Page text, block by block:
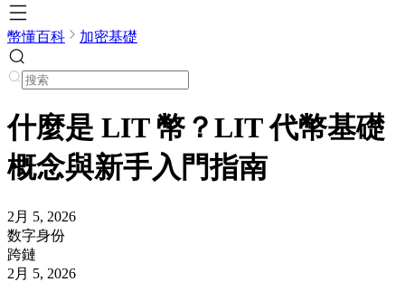
幣懂百科 加密基礎
什麼是 LIT 幣？LIT 代幣基礎
概念與新手入門指南
2月 5, 2026
数字身份
跨鏈
2月 5, 2026